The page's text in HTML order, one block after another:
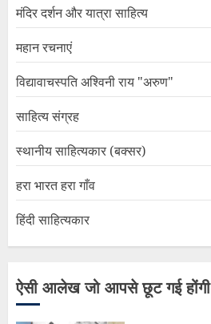
मंदिर दर्शन और यात्रा साहित्य
महान रचनाएं
विद्यावाचस्पति अश्विनी राय "अरुण"
साहित्य संग्रह
स्थानीय साहित्यकार (बक्सर)
हरा भारत हरा गाँव
हिंदी साहित्यकार
ऐसी आलेख जो आपसे छूट गई होंगी